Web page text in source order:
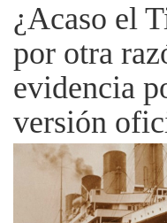
¿Acaso el
por otra
evidencia
versión